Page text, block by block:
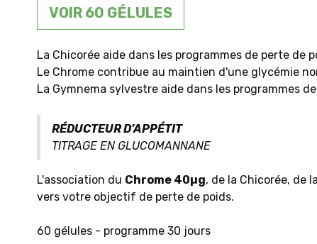
VOIR 60 GÉLULES
La Chicorée aide dans les programmes de perte de
Le Chrome contribue au maintien d'une glycémie
La Gymnema sylvestre aide dans les programmes
RÉDUCTEUR D’APPÉTIT
TITRAGE EN GLUCOMANNANE
L'association du Chrome 40µg, de la Chicorée, de
vers votre objectif de perte de poids.
60 gélules - progr​amme 30 jours